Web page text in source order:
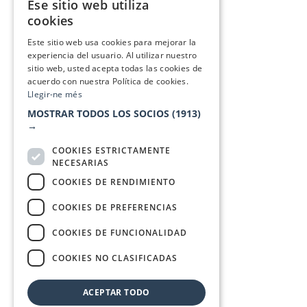
Ese sitio web utiliza
cookies
Este sitio web usa cookies para mejorar la
experiencia del usuario. Al utilizar nuestro
sitio web, usted acepta todas las cookies de
acuerdo con nuestra Política de cookies.
Llegir-ne més
MOSTRAR TODOS LOS SOCIOS (1913)
→
COOKIES ESTRICTAMENTE
NECESARIAS
COOKIES DE RENDIMIENTO
COOKIES DE PREFERENCIAS
COOKIES DE FUNCIONALIDAD
COOKIES NO CLASIFICADAS
ACEPTAR TODO